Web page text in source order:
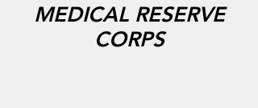
MEDICAL RESERVE
CORPS